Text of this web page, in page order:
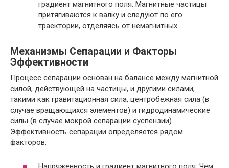
градиент магнитного поля. Магнитные частицы
притягиваются к валку и следуют по его
траектории, отделяясь от немагнитных.
Механизмы Сепарации и Факторы
Эффективности
Процесс сепарации основан на балансе между магнитной
силой, действующей на частицы, и другими силами,
такими как гравитационная сила, центробежная сила (в
случае вращающихся элементов) и гидродинамические
силы (в случае мокрой сепарации суспензии).
Эффективность сепарации определяется рядом
факторов: